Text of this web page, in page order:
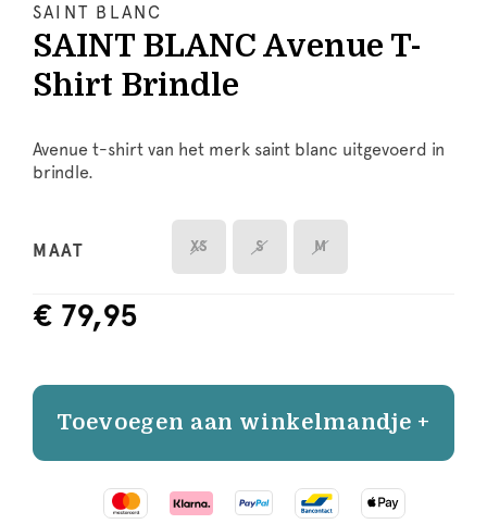
SAINT BLANC
SAINT BLANC Avenue T-
Shirt Brindle
Avenue t-shirt van het merk saint blanc uitgevoerd in
brindle.
MAAT XS S M
€ 79,95
Toevoegen aan winkelmandje +